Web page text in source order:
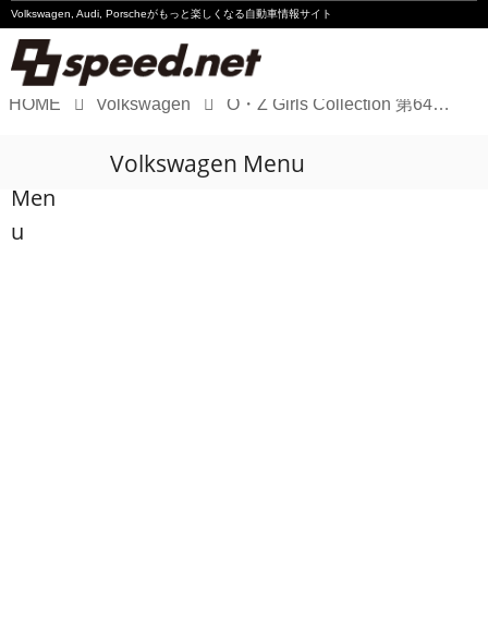
Volkswagen, Audi, Porscheがもっと楽しくなる自動車情報サイト
Audi
HOME Volkswagen O・Z Girls Collection 第64弾公開です！
Men
u
Volkswagen Menu